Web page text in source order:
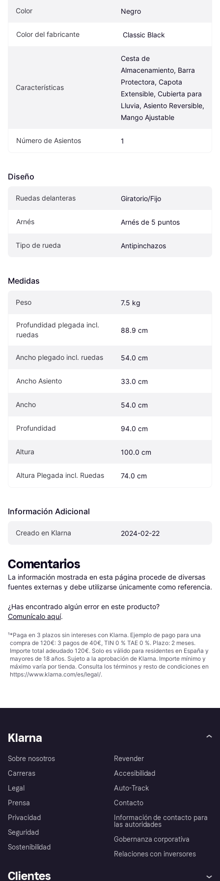
Color Negro
Color del fabricante Classic Black
Características
Cesta de
Almacenamiento, Barra
Protectora, Capota
Extensible, Cubierta para
Lluvia, Asiento Reversible,
Mango Ajustable
Número de Asientos 1
Diseño
Ruedas delanteras Giratorio/Fijo
Arnés Arnés de 5 puntos
Tipo de rueda Antipinchazos
Medidas
Peso 7.5 kg
Profundidad plegada incl.
ruedas
88.9 cm
Ancho plegado incl. ruedas 54.0 cm
Ancho Asiento 33.0 cm
Ancho 54.0 cm
Profundidad 94.0 cm
Altura 100.0 cm
Altura Plegada incl. Ruedas 74.0 cm
Información Adicional
Creado en Klarna 2024-02-22
Comentarios
La información mostrada en esta página procede de diversas
fuentes externas y debe utilizarse únicamente como referencia.
¿Has encontrado algún error en este producto?
Comunícalo aquí.
¹*Paga en 3 plazos sin intereses con Klarna. Ejemplo de pago para una
compra de 120€: 3 pagos de 40€, TIN 0 % TAE 0 %. Plazo: 2 meses.
Importe total adeudado 120€. Solo es válido para residentes en España y
mayores de 18 años. Sujeto a la aprobación de Klarna. Importe mínimo y
máximo varía por tienda. Consulta los términos y resto de condiciones en
https://www.klarna.com/es/legal/.
Klarna
Sobre nosotros
Carreras
Legal
Prensa
Privacidad
Seguridad
Sostenibilidad
Revender
Accesibilidad
Auto-Track
Contacto
Información de contacto para
las autoridades
Gobernanza corporativa
Relaciones con inversores
Clientes